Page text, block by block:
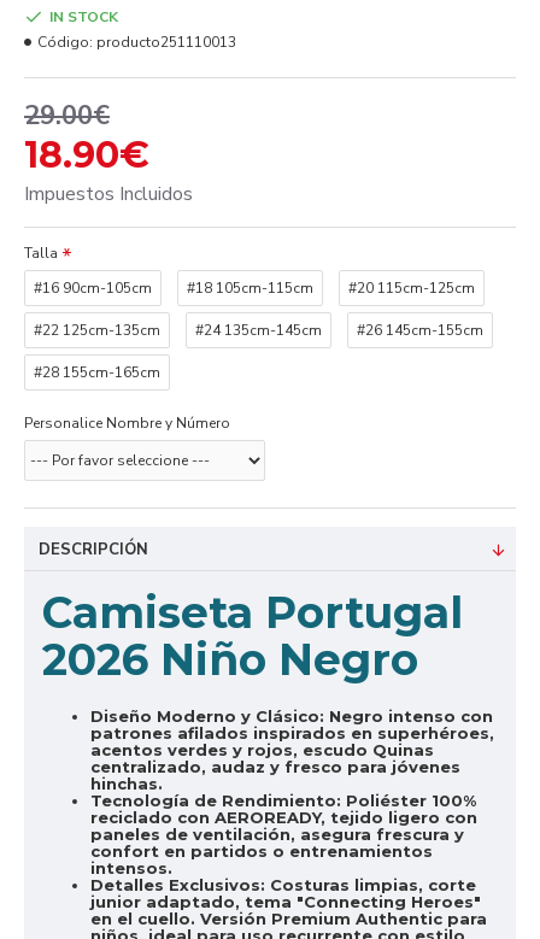
18.90€
29.00€
Impuestos Incluidos
IN STOCK
Código: producto251110013
Talla
#16 90cm-105cm
#18 105cm-115cm #20 115cm-125cm
#22 125cm-135cm #24 135cm-145cm #26 145cm-155cm
#28 155cm-165cm
Personalice Nombre y Número
DESCRIPCIÓN
Camiseta Portugal
2026 Niño Negro
Diseño Moderno y Clásico: Negro intenso con
patrones afilados inspirados en superhéroes,
acentos verdes y rojos, escudo Quinas
centralizado, audaz y fresco para jóvenes
hinchas.
Tecnología de Rendimiento: Poliéster 100%
reciclado con AEROREADY, tejido ligero con
paneles de ventilación, asegura frescura y
confort en partidos o entrenamientos
intensos.
Detalles Exclusivos: Costuras limpias, corte
junior adaptado, tema "Connecting Heroes"
en el cuello. Versión Premium Authentic para